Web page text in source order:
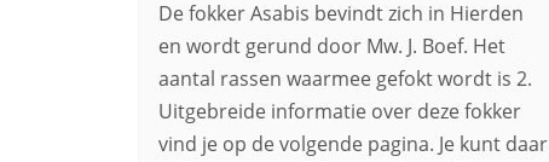
De fokker Asabis bevindt zich in Hierden
en wordt gerund door Mw. J. Boef. Het
aantal rassen waarmee gefokt wordt is 2.
Uitgebreide informatie over deze fokker
vind je op de volgende pagina. Je kunt daar